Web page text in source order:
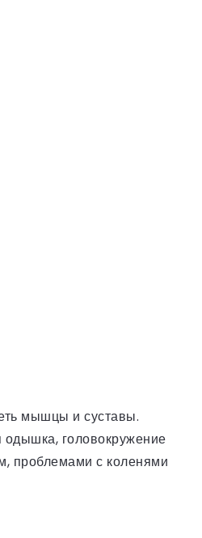
мышцы и суставы.
одышка, головокружение
проблемами с коленями